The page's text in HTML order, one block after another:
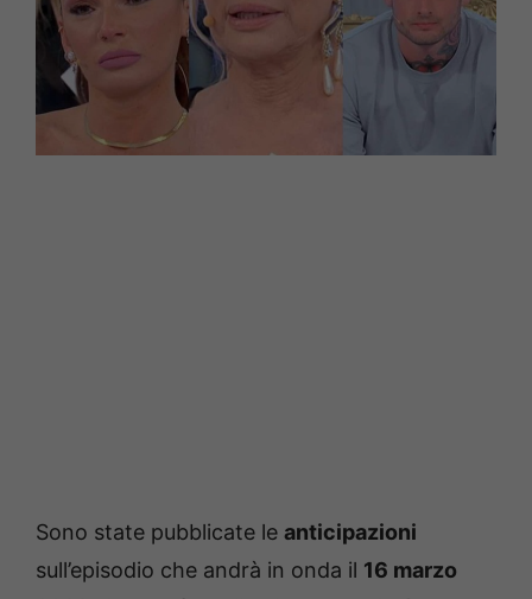
Sono state pubblicate le anticipazioni
sull’episodio che andrà in onda il 16 marzo